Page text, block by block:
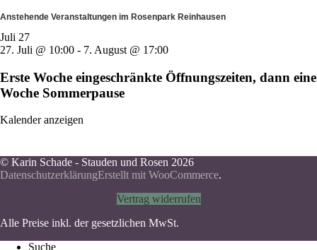
Anstehende Veranstaltungen im Rosenpark Reinhausen
Juli 27
27. Juli @ 10:00 - 7. August @ 17:00
Erste Woche eingeschränkte Öffnungszeiten, dann eine
Woche Sommerpause
Kalender anzeigen
© Karin Schade - Stauden und Rosen 2026
DatenschutzerklärungErstellt mit WooCommerce.
Vertrag widerrufen
Alle Preise inkl. der gesetzlichen MwSt.
Suche